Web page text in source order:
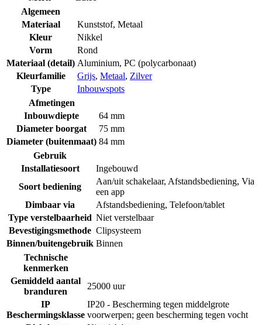
Algemeen
Materiaal
Kunststof, Metaal
Kleur
Nikkel
Vorm
Rond
Materiaal (detail) Aluminium, PC (polycarbonaat)
Kleurfamilie
Grijs, Metaal, Zilver
Type
Inbouwspots
Afmetingen
Inbouwdiepte
64 mm
Diameter boorgat
75 mm
Diameter (buitenmaat) 84 mm
Gebruik
Installatiesoort
Ingebouwd
Soort bediening
Aan/uit schakelaar, Afstandsbediening, Via
een app
Dimbaar via
Afstandsbediening, Telefoon/tablet
Type verstelbaarheid Niet verstelbaar
Bevestigingsmethode Clipsysteem
Binnen/buitengebruik Binnen
Technische
kenmerken
Gemiddeld aantal
branduren
25000 uur
IP
Beschermingsklasse
IP20 - Bescherming tegen middelgrote
voorwerpen; geen bescherming tegen vocht